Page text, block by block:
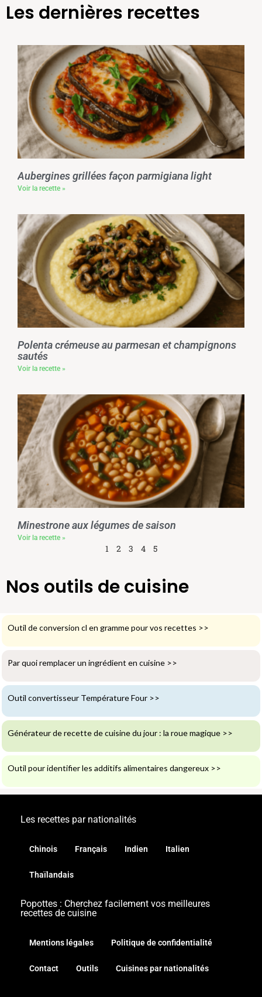
Les dernières recettes
Aubergines grillées façon parmigiana light
Voir la recette »
Polenta crémeuse au parmesan et champignons
sautés
Voir la recette »
Minestrone aux légumes de saison
Voir la recette »
1 2 3 4 5
Nos outils de cuisine
Outil de conversion cl en gramme pour vos recettes >>
Par quoi remplacer un ingrédient en cuisine >>
Outil convertisseur Température Four >>
Générateur de recette de cuisine du jour : la roue magique >>
Outil pour identifier les additifs alimentaires dangereux >>
Les recettes par nationalités
Chinois Français Indien Italien
Thaïlandais
Popottes : Cherchez facilement vos meilleures
recettes de cuisine
Mentions légales Politique de confidentialité
Contact Outils Cuisines par nationalités